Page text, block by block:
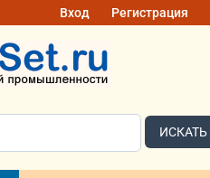
Вход Регистрация
ИСКАТЬ